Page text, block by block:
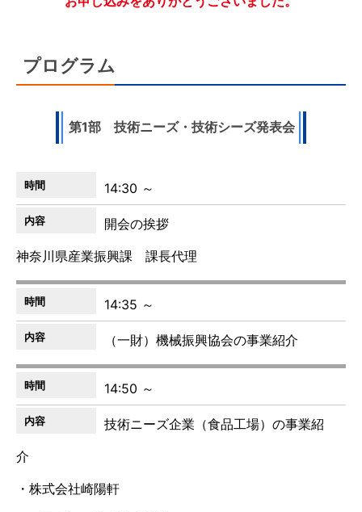
プログラム
第1部 技術ニーズ・技術シーズ発表会
14:30 ～
開会の挨拶
神奈川県産業振興課 課長代理
14:35 ～
（一財）機械振興協会の事業紹介
14:50 ～
技術ニーズ企業（食品工場）の事業紹
介
・株式会社崎陽軒